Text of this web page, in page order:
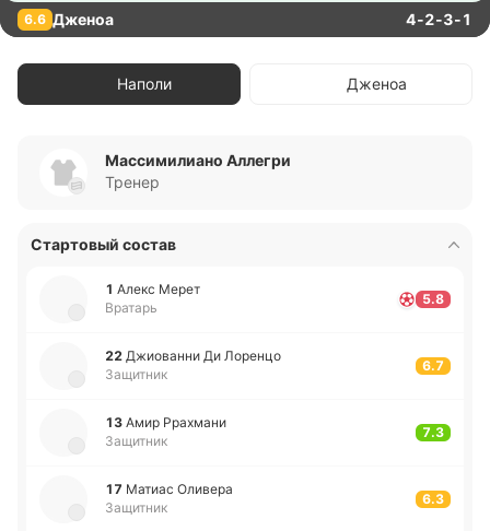
6.6 Дженоа 4-2-3-1
Наполи Дженоа
Массимилиано Аллегри
Тренер
Стартовый состав
1 Алекс Мерет
Вратарь
5.8
22 Джио­ва­нни Ди Ло­ре­нцо
Защитник
6.7
13 Амир Рра­хма­ни
Защитник
7.3
17 Матиас Оли­ве­ра
Защитник
6.3